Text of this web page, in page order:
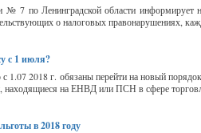
по Ленинградской области информирует
о налоговых правонарушениях,
с 1 июля?
1.07 2018 г. обязаны перейти на новый
находящиеся на ЕНВД или ПСН в сфере
в 2018 году